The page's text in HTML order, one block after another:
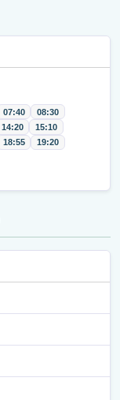
07:40
08:30
14:20
15:10
18:55
19:20